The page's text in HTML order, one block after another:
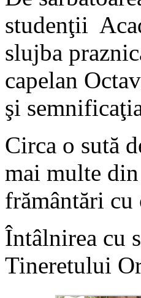
studenţii
slujba
capelan
şi
Circa o sută
mai multe
frământări cu
Întâlnirea cu
Tineretului